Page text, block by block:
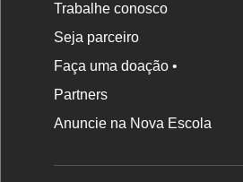
Trabalhe conosco
Seja parceiro
Faça uma doação •
Partners
Anuncie na Nova Escola